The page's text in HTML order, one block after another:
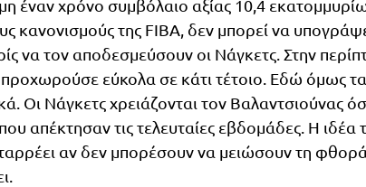
έναν χρόνο συμβόλαιο αξίας 10,4
κανονισμούς της FIBA, δεν μπορεί να
να τον αποδεσμεύσουν οι Νάγκετς. Στην
εύκολα σε κάτι τέτοιο. Εδώ όμως τα
Οι Νάγκετς χρειάζονται τον Βαλαντσιούνας
απέκτησαν τις τελευταίες εβδομάδες. Η ιδέα
αν δεν μπορέσουν να μειώσουν τη